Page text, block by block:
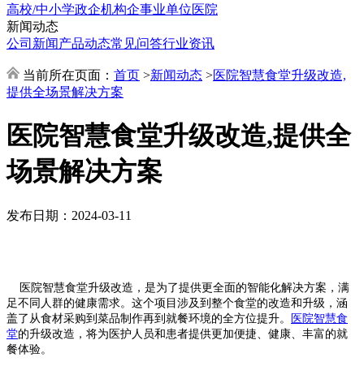
高校/中小学政企机构企事业单位医院
新闻动态
公司新闻产品动态常见问答行业资讯
当前所在页面： 首页 >新闻动态 >医院智慧食堂升级改造,
提供全场景解决方案
医院智慧食堂升级改造,提供全
场景解决方案
发布日期：2024-03-11
医院智慧食堂升级改造，是为了提供更全面的智能化解决方案，满
足不同人群的健康需求。这个项目涉及到整个食堂的改造和升级，涵
盖了从食材采购到菜品制作再到就餐环境的全方位提升。
医院智慧食
堂的升级改造，将为医护人员和患者提供更加便捷、健康、丰富的就
餐体验。